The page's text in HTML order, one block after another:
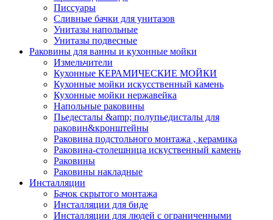
Писсуары
Сливные бачки для унитазов
Унитазы напольные
Унитазы подвесные
Раковины для ванны и кухонные мойки
Измельчители
Кухонные КЕРАМИЧЕСКИЕ МОЙКИ
Кухонные мойки искусственный камень
Кухонные мойки нержавейка
Напольные раковины
Пьедесталы &amp; полупьедисталы для
раковин&кронштейны
Раковина подстольного монтажа , керамика
Раковина-столешница искуственный камень
Раковины
Раковины накладные
Инсталляции
Бачок скрытого монтажа
Инсталляции для биде
Инсталляции для людей с ограниченными